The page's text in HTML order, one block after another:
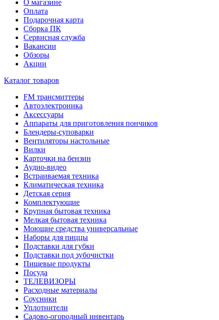
О магазине
Оплата
Подарочная карта
Сборка ПК
Сервисная служба
Вакансии
Обзоры
Акции
Каталог товаров
FM трансмиттеры
Автоэлектроника
Аксессуары
Аппараты для приготовления пончиков
Блендеры-суповарки
Вентиляторы настольные
Вилки
Карточки на бензин
Аудио-видео
Встраиваемая техника
Климатическая техника
Детская серия
Комплектующие
Крупная бытовая техника
Мелкая бытовая техника
Моющие средства универсальные
Наборы для пиццы
Подставки для губки
Подставки под зубочистки
Пищевые продукты
Посуда
ТЕЛЕВИЗОРЫ
Расходные материалы
Соусники
Уплотнители
Садово-огородный инвентарь